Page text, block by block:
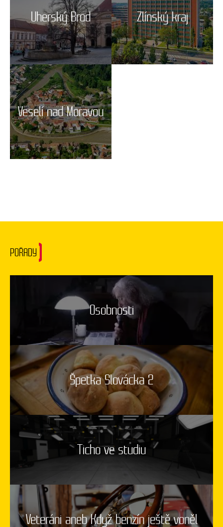
Uherský Brod Zlínský kraj
Veselí nad Moravou
POŘADY
Osobnosti
Špetka Slovácka 2
Ticho ve studiu
Veteráni aneb Když benzín ještě voněl